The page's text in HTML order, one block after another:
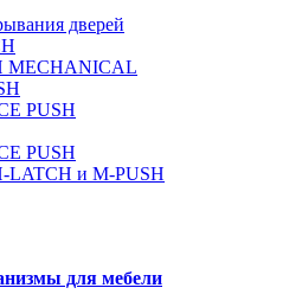
дверей
MECHANICAL
PUSH
PUSH
LATCH и M-PUSH
для мебели